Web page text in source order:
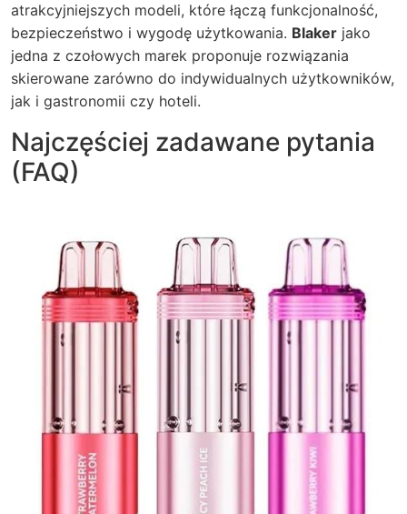
atrakcyjniejszych modeli, które łączą funkcjonalność,
bezpieczeństwo i wygodę użytkowania. Blaker jako
jedna z czołowych marek proponuje rozwiązania
skierowane zarówno do indywidualnych użytkowników,
jak i gastronomii czy hoteli.
Najczęściej zadawane pytania
(FAQ)